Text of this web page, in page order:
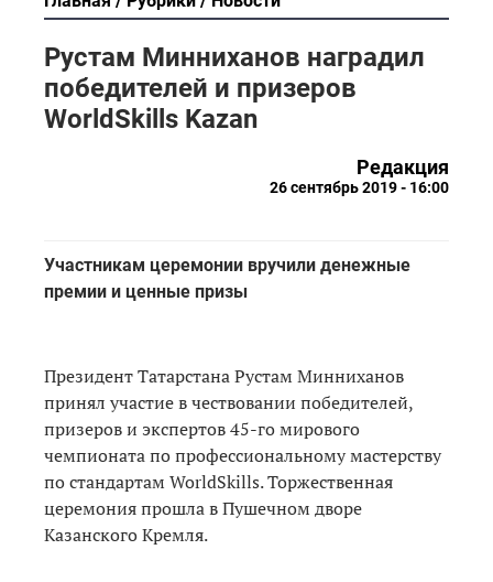
Рустам Минниханов наградил
победителей и призеров
WorldSkills Kazan
Редакция
26 сентябрь 2019 - 16:00
Участникам церемонии вручили денежные
премии и ценные призы
Президент Татарстана Рустам Минниханов
принял участие в чествовании победителей,
призеров и экспертов 45-го мирового
чемпионата по профессиональному мастерству
по стандартам WorldSkills. Торжественная
церемония прошла в Пушечном дворе
Казанского Кремля.